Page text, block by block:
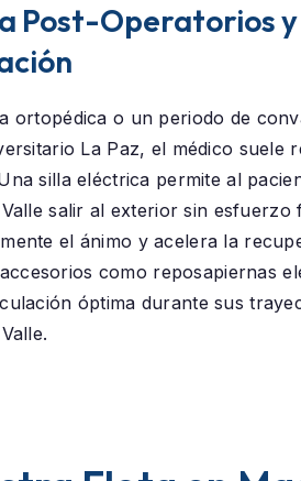
Post-Operatorios y
ortopédica o un periodo de
La Paz, el médico suele
silla eléctrica permite al
salir al exterior sin esfuerzo
el ánimo y acelera la
como reposapiernas
óptima durante sus